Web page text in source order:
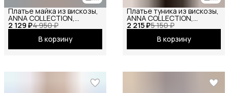
2 129 ₽4 950 ₽
Платье майка из вискозы,
ANNA COLLECTION,
сарафан офисный, на
бретелях, базовое
вечернее праздничное
повседневное
В корзину
2 215 ₽5 150 ₽
Платье туника из вискозы,
ANNA COLLECTION,
вечернее праздничное
повседневное офисное
В корзину